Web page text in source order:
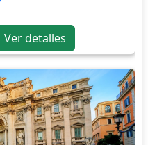
Ver detalles